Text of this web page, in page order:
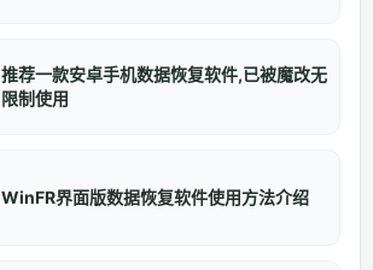
推荐一款安卓手机数据恢复软件,已被魔改无
限制使用
WinFR界面版数据恢复软件使用方法介绍